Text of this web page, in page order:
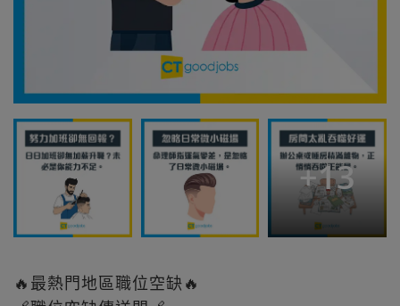
+13
🔥最熱門地區職位空缺🔥